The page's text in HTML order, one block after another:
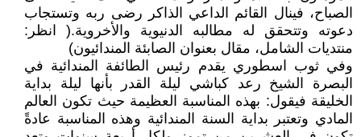
الصباح، فينال القائم الداعي الذاكر رضى ربه وتستجاب
دعوته وتتحقق له مطالبه الدنيوية والأخروية.( انظر:
منتديات الشامل، مقال بعنوان الصابئة المندائيون)
وفي ثوب اسطوري يقدم رئيس الطائفة المندائية في
البصرة الشيخ رعد كباشي ليلة القدر بأنها ليلة بداية
الخليقة فيقول: بهذه المناسبة العظيمة حيث تكون العالم
المادي وتعتبر بداية السنة المندائية وهذه المناسبة عادةً